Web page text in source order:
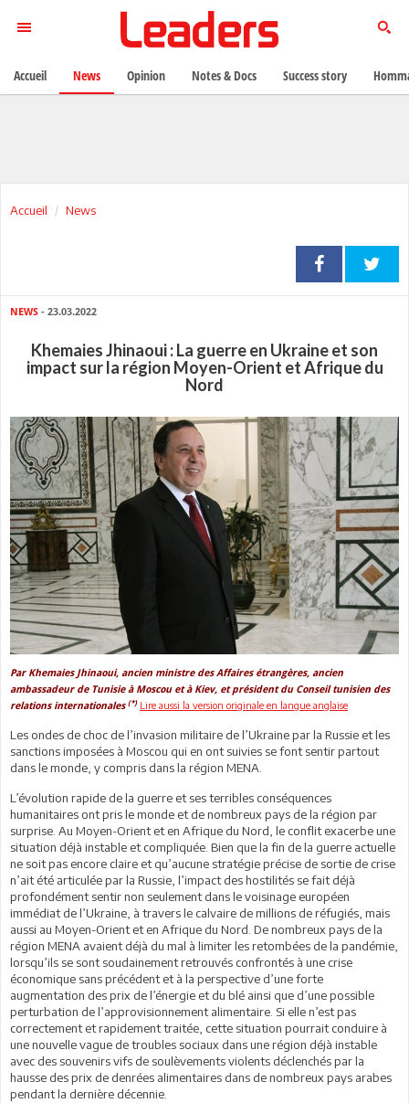
Accueil News
NEWS - 23.03.2022
Khemaies Jhinaoui : La guerre en Ukraine et son
impact sur la région Moyen-Orient et Afrique du
Nord
Par Khemaies Jhinaoui, ancien ministre des Affaires étrangères, ancien
ambassadeur de Tunisie à Moscou et à Kiev, et président du Conseil tunisien des
relations internationales (*) Lire aussi la version originale en langue anglaise
Les ondes de choc de l’invasion militaire de l’Ukraine par la Russie et les
sanctions imposées à Moscou qui en ont suivies se font sentir partout
dans le monde, y compris dans la région MENA.
L’évolution rapide de la guerre et ses terribles conséquences
humanitaires ont pris le monde et de nombreux pays de la région par
surprise. Au Moyen-Orient et en Afrique du Nord, le conflit exacerbe une
situation déjà instable et compliquée. Bien que la fin de la guerre actuelle
ne soit pas encore claire et qu’aucune stratégie précise de sortie de crise
n’ait été articulée par la Russie, l’impact des hostilités se fait déjà
profondément sentir non seulement dans le voisinage européen
immédiat de l’Ukraine, à travers le calvaire de millions de réfugiés, mais
aussi au Moyen-Orient et en Afrique du Nord. De nombreux pays de la
région MENA avaient déjà du mal à limiter les retombées de la pandémie,
lorsqu’ils se sont soudainement retrouvés confrontés à une crise
économique sans précédent et à la perspective d’une forte
augmentation des prix de l’énergie et du blé ainsi que d’une possible
perturbation de l’approvisionnement alimentaire. Si elle n’est pas
correctement et rapidement traitée, cette situation pourrait conduire à
une nouvelle vague de troubles sociaux dans une région déjà instable
avec des souvenirs vifs de soulèvements violents déclenchés par la
hausse des prix de denrées alimentaires dans de nombreux pays arabes
pendant la dernière décennie.
Accueil News Opinion Notes & Docs Success story